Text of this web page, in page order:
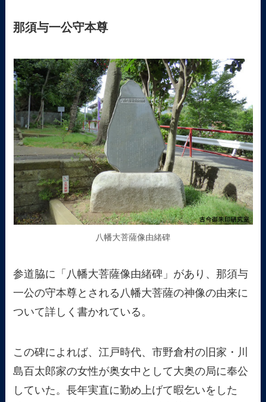
那須与一公守本尊
八幡大菩薩像由緒碑
参道脇に「八幡大菩薩像由緒碑」があり、那須与
一公の守本尊とされる八幡大菩薩の神像の由来に
ついて詳しく書かれている。
この碑によれば、江戸時代、市野倉村の旧家・川
島百太郎家の女性が奥女中として大奥の局に奉公
していた。長年実直に勤め上げて暇乞いをした